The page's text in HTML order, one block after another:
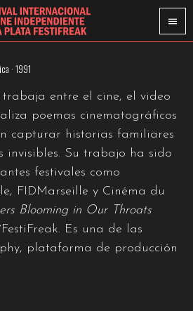
· 1991
entre el cine, el video
poemas cinematográficos
capturar historias familiares
invisibles. Su trabajo ha sido
festivales como
FIDMarseille y Cinéma du
Blooming in Our Throats
Es una de las
plataforma de producción